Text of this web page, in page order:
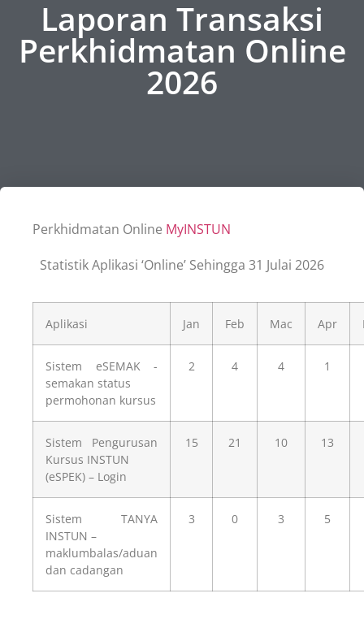
Laporan Transaksi
Perkhidmatan Online
2026
Perkhidmatan Online MyINSTUN
Statistik Aplikasi ‘Online’ Sehingga 31 Julai 2026
Aplikasi Jan Feb Mac Apr
Sistem eSEMAK -
semakan status
permohonan kursus
2 4 4 1
Sistem Pengurusan
Kursus INSTUN
(eSPEK) – Login
15 21 10 13
Sistem TANYA
INSTUN –
maklumbalas/aduan
dan cadangan
3 0 3 5